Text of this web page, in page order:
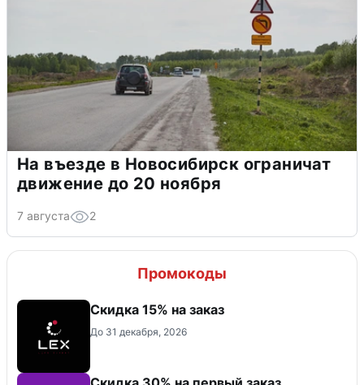
На въезде в Новосибирск ограничат
движение до 20 ноября
7 августа 2
Промокоды
Скидка 15% на заказ
До 31 декабря, 2026